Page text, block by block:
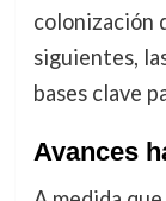
colonización
siguientes,
bases clave
Avances